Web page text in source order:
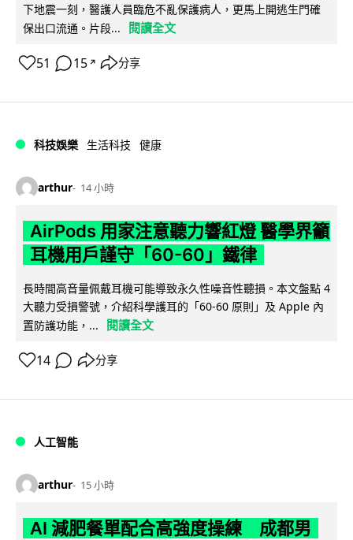
下地震一刻，醫護人員臨危不亂保護病人，更馬上開逃生門確
保出口流通。片段...
閱讀全文
51 15 ↗ 分享
科技娛樂 生活科技 健康
arthur 14 小時
AirPods 用家注意聽力響紅燈 醫學界籲
耳機用戶謹守「60-60」鐵律
長時間高音量佩戴耳機可能導致永久性噪音性聽損。本文盤點 4
大聽力受損警號，介紹科學護耳的「60-60 原則」及 Apple 內
置防護功能，...
閱讀全文
14 分享
人工智能
arthur 15 小時
AI 減肥餐單配合高強度操練 成都男